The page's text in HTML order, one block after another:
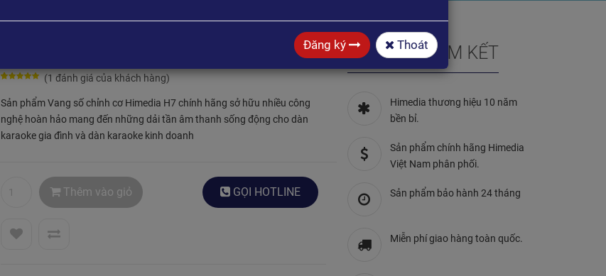
dựa trên
bình chọn
(1 đánh giá của khách hàng)
Sản phẩm Vang số chỉnh cơ Himedia H7 chính hãng sở hữu nhiều công
nghệ hoàn hảo mang đến những dải tần âm thanh sống động cho dàn
karaoke gia đình và dàn karaoke kinh doanh
Thêm vào giỏ GỌI HOTLINE
HIMEDIA CAM KẾT
Himedia thương hiệu 10 năm
bền bỉ.
Sản phẩm chính hãng Himedia
Việt Nam phân phối.
Sản phẩm bảo hành 24 tháng
Miễn phí giao hàng toàn quốc.
Đăng ký Thoát